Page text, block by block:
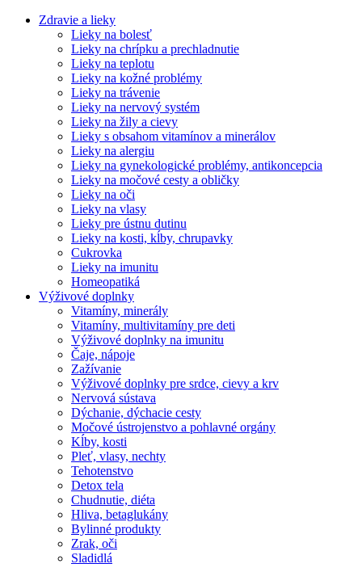
Zdravie a lieky
Lieky na bolesť
Lieky na chrípku a prechladnutie
Lieky na teplotu
Lieky na kožné problémy
Lieky na trávenie
Lieky na nervový systém
Lieky na žily a cievy
Lieky s obsahom vitamínov a minerálov
Lieky na alergiu
Lieky na gynekologické problémy, antikoncepcia
Lieky na močové cesty a obličky
Lieky na oči
Lieky na vlasy
Lieky pre ústnu dutinu
Lieky na kosti, kĺby, chrupavky
Cukrovka
Lieky na imunitu
Homeopatiká
Výživové doplnky
Vitamíny, minerály
Vitamíny, multivitamíny pre deti
Výživové doplnky na imunitu
Čaje, nápoje
Zažívanie
Výživové doplnky pre srdce, cievy a krv
Nervová sústava
Dýchanie, dýchacie cesty
Močové ústrojenstvo a pohlavné orgány
Kĺby, kosti
Pleť, vlasy, nechty
Tehotenstvo
Detox tela
Chudnutie, diéta
Hliva, betaglukány
Bylinné produkty
Zrak, oči
Sladidlá